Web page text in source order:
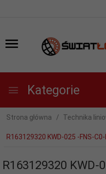
Kategorie
Strona główna Technika
R163129320 KWD-025 -FNS-
R163129320 KWD-